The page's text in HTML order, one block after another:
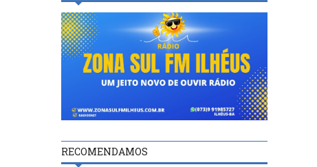
RECOMENDAMOS